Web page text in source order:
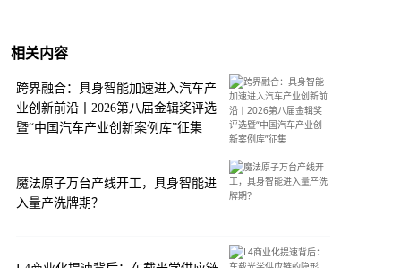
相关内容
跨界融合：具身智能加速进入汽车产
业创新前沿丨2026第八届金辑奖评选
暨“中国汽车产业创新案例库”征集
魔法原子万台产线开工，具身智能进
入量产洗牌期？